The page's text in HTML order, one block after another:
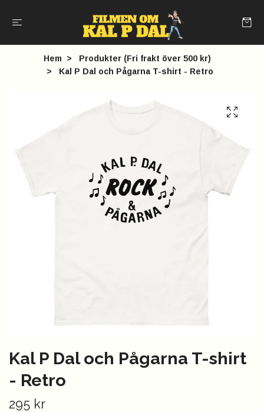
Hem
Produkter (Fri frakt över 500 kr)
Kal P Dal och Pågarna T-shirt - Retro
Kal P Dal och Pågarna T-shirt
- Retro
295 kr